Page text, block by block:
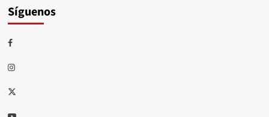
Síguenos